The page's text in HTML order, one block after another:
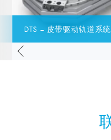
DTS – 皮带驱动轨道系统